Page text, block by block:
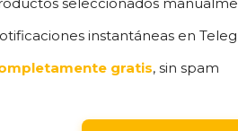
Realista)
los puntos más
instantáneas en
gratis, sin spam